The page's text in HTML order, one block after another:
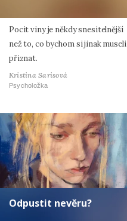
Pocit viny je někdy snesitelnější
než to, co bychom si jinak museli
přiznat.
Kristina Sarisová
Psycholožka
Odpustit nevěru?